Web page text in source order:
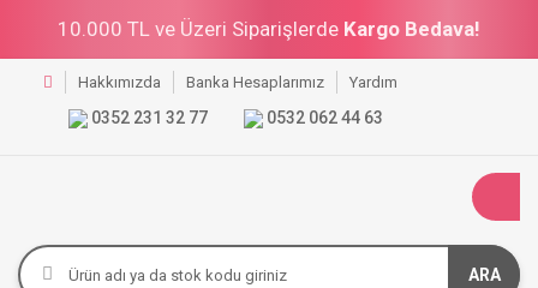
10.000 TL ve Üzeri Siparişlerde Kargo Bedava!
Hakkımızda Banka Hesaplarımız Yardım
0352 231 32 77 0532 062 44 63
ARA